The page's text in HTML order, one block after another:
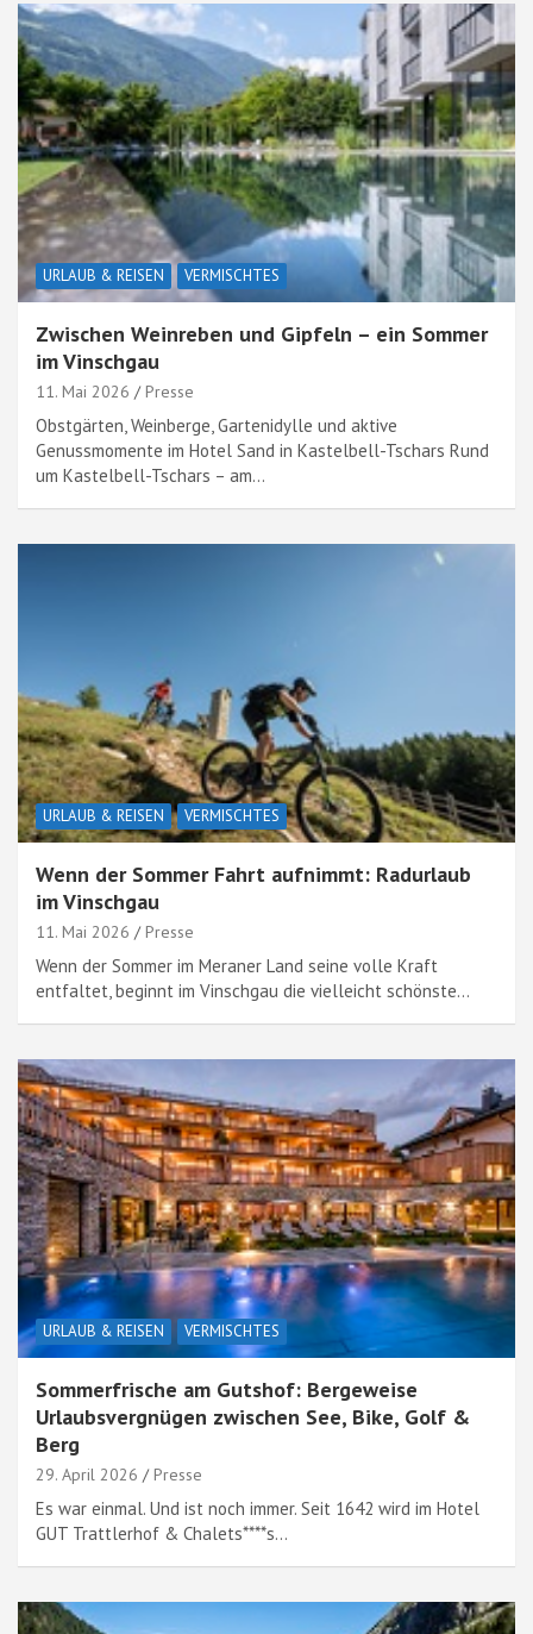
URLAUB & REISEN VERMISCHTES
Zwischen Weinreben und Gipfeln – ein Sommer
im Vinschgau
11. Mai 2026 Presse
Obstgärten, Weinberge, Gartenidylle und aktive
Genussmomente im Hotel Sand in Kastelbell-Tschars Rund
um Kastelbell-Tschars – am…
URLAUB & REISEN VERMISCHTES
Wenn der Sommer Fahrt aufnimmt: Radurlaub
im Vinschgau
11. Mai 2026 Presse
Wenn der Sommer im Meraner Land seine volle Kraft
entfaltet, beginnt im Vinschgau die vielleicht schönste…
URLAUB & REISEN VERMISCHTES
Sommerfrische am Gutshof: Bergeweise
Urlaubsvergnügen zwischen See, Bike, Golf &
Berg
29. April 2026 Presse
Es war einmal. Und ist noch immer. Seit 1642 wird im Hotel
GUT Trattlerhof & Chalets****s…